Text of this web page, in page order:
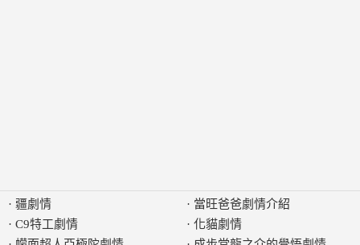
· 疆劇情
· C9特工劇情
· 當旺爸爸劇情介紹
· 化貓劇情